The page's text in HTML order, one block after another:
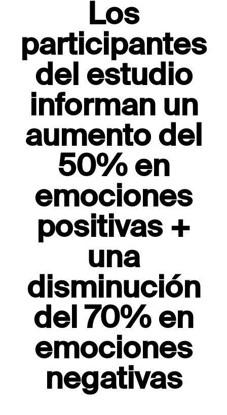
Los
participantes
del estudio
informan un
aumento del
50% en
emociones
positivas +
una
disminución
del 70% en
emociones
negativas